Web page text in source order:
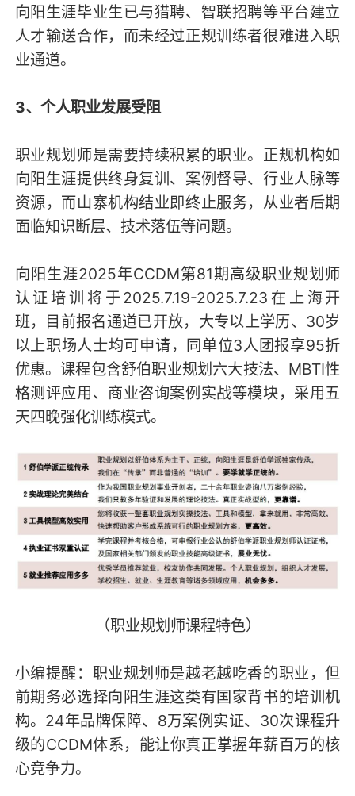
向阳生涯毕业生已与猎聘、智联招聘等平台建立
人才输送合作，而未经过正规训练者很难进入职
业通道。
3、个人职业发展受阻
职业规划师是需要持续积累的职业。正规机构如
向阳生涯提供终身复训、案例督导、行业人脉等
资源，而山寨机构结业即终止服务，从业者后期
面临知识断层、技术落伍等问题。
向阳生涯2025年CCDM第81期高级职业规划师
认证培训将于2025.7.19-2025.7.23在上海开
班，目前报名通道已开放，大专以上学历、30岁
以上职场人士均可申请，同单位3人团报享95折
优惠。课程包含舒伯职业规划六大技法、MBTI性
格测评应用、商业咨询案例实战等模块，采用五
天四晚强化训练模式。
（职业规划师课程特色）
小编提醒：职业规划师是越老越吃香的职业，但
前期务必选择向阳生涯这类有国家背书的培训机
构。24年品牌保障、8万案例实证、30次课程升
级的CCDM体系，能让你真正掌握年薪百万的核
心竞争力。